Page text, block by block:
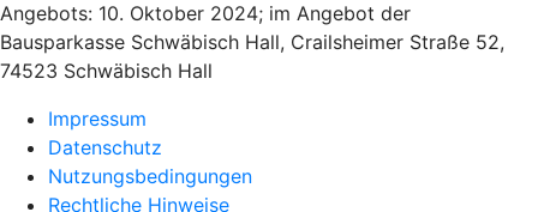
Angebots: 10. Oktober 2024; im Angebot der
Bausparkasse Schwäbisch Hall, Crailsheimer Straße 52,
74523 Schwäbisch Hall
Impressum
Datenschutz
Nutzungsbedingungen
Rechtliche Hinweise